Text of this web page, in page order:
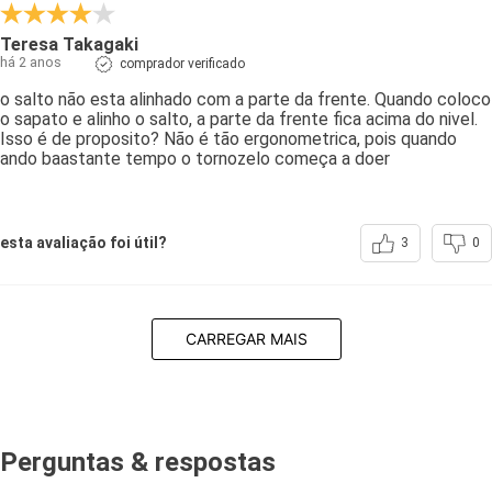
Teresa Takagaki
há 2 anos comprador verificado
o salto não esta alinhado com a parte da frente. Quando coloco
o sapato e alinho o salto, a parte da frente fica acima do nivel.
Isso é de proposito? Não é tão ergonometrica, pois quando
ando baastante tempo o tornozelo começa a doer
esta avaliação foi útil? 3 0
CARREGAR MAIS
Perguntas & respostas